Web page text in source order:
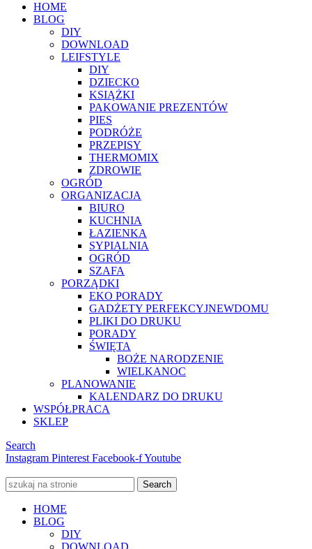
HOME
BLOG
DIY
DOWNLOAD
LEIFSTYLE
DIY
DZIECKO
KSIĄŻKI
PAKOWANIE PREZENTÓW
PIES
PODRÓŻE
PRZEPISY
THERMOMIX
ZDROWIE
OGRÓD
ORGANIZACJA
BIURO
KUCHNIA
ŁAZIENKA
SYPIALNIA
OGRÓD
SZAFA
PORZĄDKI
EKO PORADY
GADŻETY PERFEKCYJNEWDOMU
PLIKI DO DRUKU
PORADY
ŚWIĘTA
BOŻE NARODZENIE
WIELKANOC
PLANOWANIE
KALENDARZ DO DRUKU
WSPÓŁPRACA
SKLEP
Search
Instagram Pinterest Facebook-fYoutube
Search
HOME
BLOG
DIY
DOWNLOAD